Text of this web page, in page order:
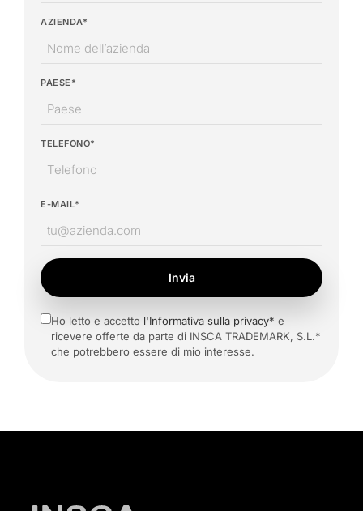
AZIENDA*
PAESE*
TELEFONO*
E-MAIL*
Invia
Ho letto e accetto l'Informativa sulla privacy* e
ricevere offerte da parte di INSCA TRADEMARK, S.L.*
che potrebbero essere di mio interesse.